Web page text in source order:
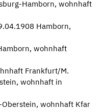
Hamborn, wohnhaft
Hamborn,
wohnhaft
Frankfurt/M.
wohnhaft in
wohnhaft Kfar